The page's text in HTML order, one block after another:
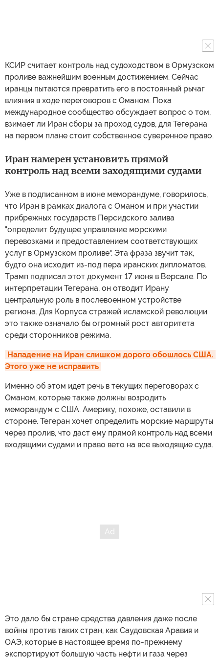
КСИР считает контроль над судоходством в Ормузском
проливе важнейшим военным достижением. Сейчас
иранцы пытаются превратить его в постоянный рычаг
влияния в ходе переговоров с Оманом. Пока
международное сообщество обсуждает вопрос о том,
взимает ли Иран сборы за проход судов, для Тегерана
на первом плане стоит собственное суверенное право.
Иран намерен установить прямой
контроль над всеми заходящими судами
Уже в подписанном в июне меморандуме, говорилось,
что Иран в рамках диалога с Оманом и при участии
прибрежных государств Персидского залива
"определит будущее управление морскими
перевозками и предоставлением соответствующих
услуг в Ормузском проливе". Эта фраза звучит так,
будто она исходит из-под пера иранских дипломатов.
Трамп подписал этот документ 17 июня в Версале. По
интерпретации Тегерана, он отводит Ирану
центральную роль в послевоенном устройстве
региона. Для Корпуса стражей исламской революции
это также означало бы огромный рост авторитета
среди сторонников режима.
Нападение на Иран слишком дорого обошлось США.
Этого уже не исправить
Именно об этом идет речь в текущих переговорах с
Оманом, которые также должны возродить
меморандум с США. Америку, похоже, оставили в
стороне. Тегеран хочет определить морские маршруты
через пролив, что даст ему прямой контроль над всеми
входящими судами и право вето на все выходящие суда.
Это дало бы стране средства давления даже после
войны против таких стран, как Саудовская Аравия и
ОАЭ, которые в настоящее время по-прежнему
экспортируют большую часть нефти и газа через